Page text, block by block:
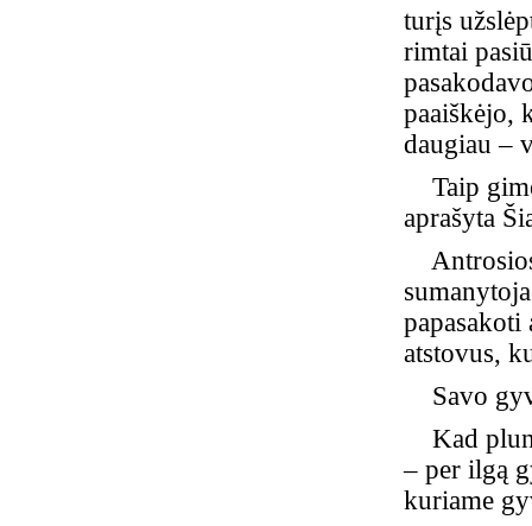
turįs
rimtai
paaiškėjo,
daugiau –
Taip
aprašyta
papasakoti
atstovus,
Savo
Kad
– per ilgą
kuriame